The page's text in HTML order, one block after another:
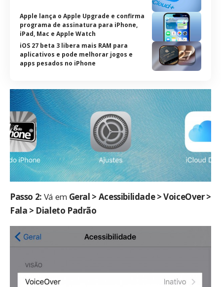
Apple lança o Apple Upgrade e confirma
programa de assinatura para iPhone,
iPad, Mac e Apple Watch
iOS 27 beta 3 libera mais RAM para
aplicativos e pode melhorar jogos e
apps pesados no iPhone
Passo 2: Vá em Geral > Acessibilidade > VoiceOver >
Fala > Dialeto Padrão